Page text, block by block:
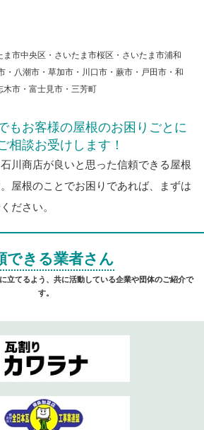
市中央区・さいたま市桜区・さいたま市浦和
・八潮市・草加市・川口市・蕨市・戸田市・和
市・富士見市・三芳町
もお客様の屋根のお困りごとに
相談お受けします！
川商店が良いと思った信頼できる屋根
屋根のことでお困りであれば、まずは
ださい。
できる業者さん
立てるよう、共に活動している企業や団体のご紹介で
す。